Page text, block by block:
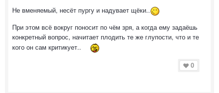
Не вменяемый, несёт пургу и надувает щёки..
При этом всё вокруг поносит по чём зря, а когда ему задаёшь
конкретный вопрос, начитает плодить те же глупости, что и те
кого он сам критикует..
0